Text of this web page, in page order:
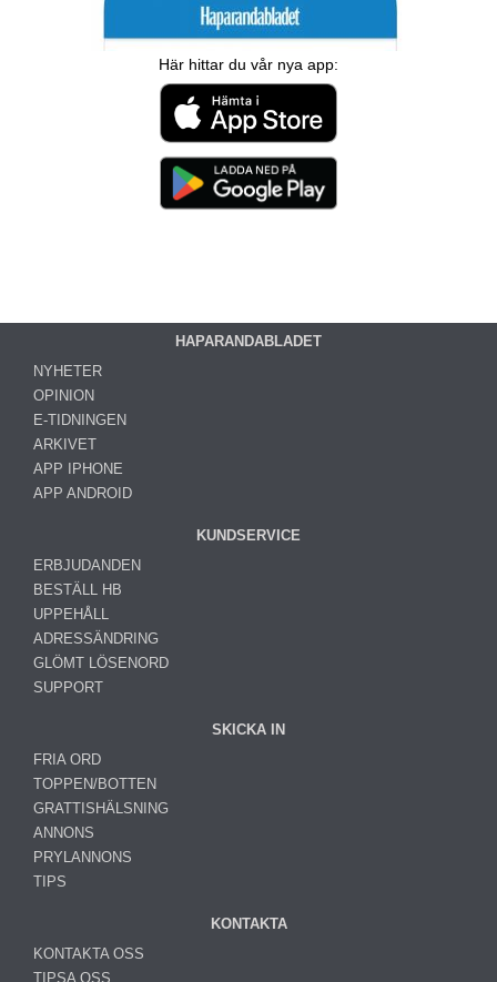
Här hittar du vår nya app:
HAPARANDABLADET
NYHETER
OPINION
E-TIDNINGEN
ARKIVET
APP IPHONE
APP ANDROID
KUNDSERVICE
ERBJUDANDEN
BESTÄLL HB
UPPEHÅLL
ADRESSÄNDRING
GLÖMT LÖSENORD
SUPPORT
SKICKA IN
FRIA ORD
TOPPEN/BOTTEN
GRATTISHÄLSNING
ANNONS
PRYLANNONS
TIPS
KONTAKTA
KONTAKTA OSS
TIPSA OSS